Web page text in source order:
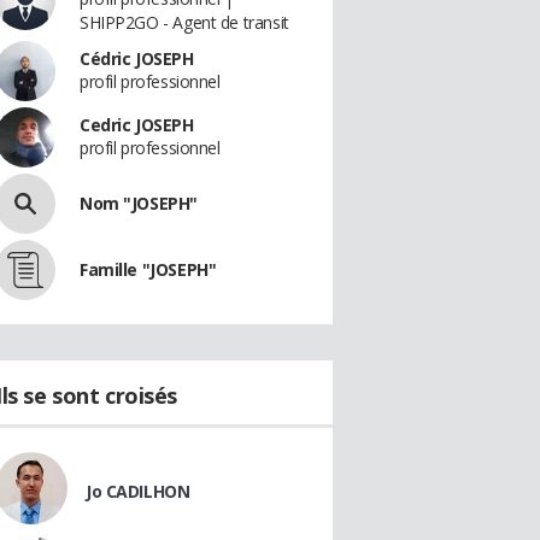
SHIPP2GO - Agent de transit
Cédric JOSEPH
profil professionnel
Cedric JOSEPH
profil professionnel
Nom "JOSEPH"
Famille "JOSEPH"
se sont croisés
Jo CADILHON